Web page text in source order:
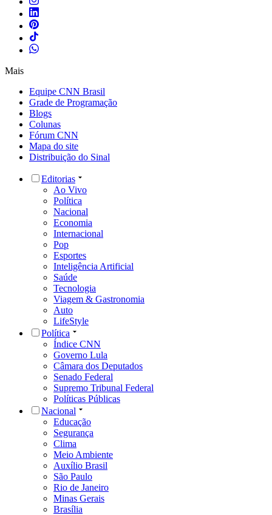
Mais
Equipe CNN Brasil
Grade de Programação
Blogs
Colunas
Fórum CNN
Mapa do site
Distribuição do Sinal
Editorias
Ao Vivo
Política
Nacional
Economia
Internacional
Pop
Esportes
Inteligência Artificial
Saúde
Tecnologia
Viagem & Gastronomia
Auto
LifeStyle
Política
Índice CNN
Governo Lula
Câmara dos Deputados
Senado Federal
Supremo Tribunal Federal
Políticas Públicas
Nacional
Educação
Segurança
Clima
Meio Ambiente
Auxílio Brasil
São Paulo
Rio de Janeiro
Minas Gerais
Brasília